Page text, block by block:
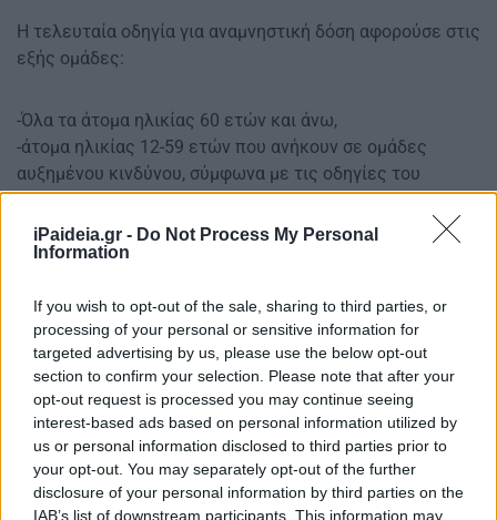
iPaideia.gr - Do Not Process My Personal
Information
If you wish to opt-out of the sale, sharing to third parties, or
processing of your personal or sensitive information for
targeted advertising by us, please use the below opt-out
section to confirm your selection. Please note that after your
opt-out request is processed you may continue seeing
interest-based ads based on personal information utilized by
us or personal information disclosed to third parties prior to
your opt-out. You may separately opt-out of the further
disclosure of your personal information by third parties on the
IAB’s list of downstream participants. This information may
Η τελευταία οδηγία για αναμνηστική δόση αφορούσε στις
εξής ομάδες:
-Όλα τα άτομα ηλικίας 60 ετών και άνω,
-άτομα ηλικίας 12-59 ετών που ανήκουν σε ομάδες
αυξημένου κινδύνου, σύμφωνα με τις οδηγίες του
θεράποντα ιατρού,
-διαμένοντες και εργαζόμενους σε μονάδες φροντίδας
ηλικιωμένων ή άλλες μονάδες φροντίδας χρονίως
–επαγγελματίες υγείας,
-διαβιούντες με άτομα σε ανοσοκαταστολή ή άλλο
υποκείμενο νόσημα,
–φροντιστές ατόμων που πάσχουν από νοσήματα που
αυξάνουν τον κίνδυνο επιπλοκών από κορωνοϊό.
Η δυναμική εξάπλωσης της υποπαραλλαγής «Eris» έχει
θορυβήσει τις υγειονομικές αρχές, καθώς τις
τελευταίες εβδομάδες παρατηρείται αύξηση